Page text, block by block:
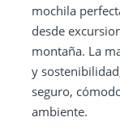
mochila
desde
montaña. La
y
seguro,
ambiente.